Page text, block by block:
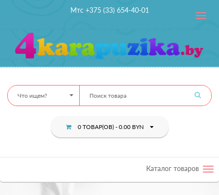
Мтс +375 (33) 654-40-01
Toggle
Что ищем?
0 ТОВАР(ОВ) - 0.00 BYN
Каталог товаров